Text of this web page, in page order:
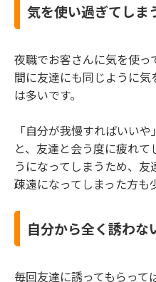
気を使い過ぎてしま
夜職でお客さんに気を使
間に友達にも同じように
は多いです。
「自分が我慢すればいい
と、友達と会う度に疲れ
うになってしまうため、
疎遠になってしまった方も
自分から全く誘わな
毎回友達に誘ってもらっ